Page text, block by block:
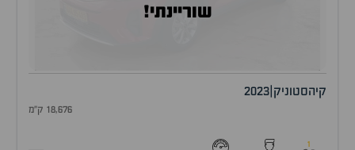
שוריינתי!
קיהסטוניק 2023
18,676 ק"מ
1